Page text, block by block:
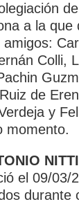
a la
Colli,
de
y
momento.
NITTI
el 09/
durante